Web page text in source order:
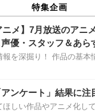
特集企画
ニメ】7月放送のアニ
優・スタッフ＆あら
報を深掘り！ 作品の基本
ンケート」結果に注
ほしい作品やアニメ化し